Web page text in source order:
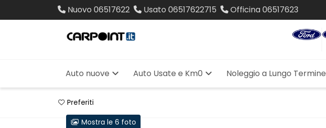
Nuovo 06517622 Usato 06517622715 Officina06517623
Auto nuove Auto Usate e Km0 Noleggio a Lungo Termine
Preferiti
Mostra le 6 foto